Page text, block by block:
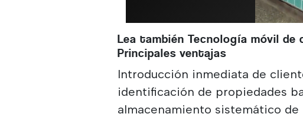
Lea también Tecnología móvil
Principales ventajas
Introducción inmediata de
identificación de propiedades
almacenamiento sistemático